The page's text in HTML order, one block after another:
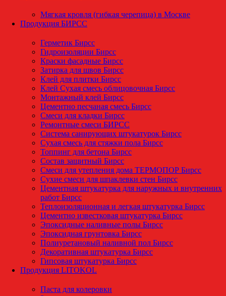
Мягкая кровля (гибкая черепица) в Москве
Продукция БИРСС
Герметик Бирсс
Гидроизоляции Бирсс
Краски фасадные Бирсс
Затирка для швов Бирсс
Клей для плитки Бирсс
Клей Сухая смесь облицовочная Бирсс
Монтажный клей Бирсс
Цементно песчаная смесь Бирсс
Смеси для кладки Бирсс
Ремонтные смеси БИРСС
Система санирующих штукатурок Бирсс
Сухая смесь для стяжки пола Бирсс
Топпинг для бетона Бирсс
Состав защитный Бирсс
Смеси для утепления дома ТЕРМОПОР Бирсс
Сухие смеси для шпаклевки стен Бирсс
Цементная штукатурка для наружных и внутренних
работ Бирсс
Теплоизоляционная и легкая штукатурка Бирсс
Цементно известковая штукатурка Бирсс
Эпоксидные наливные полы Бирсс
Эпоксидная грунтовка Бирсс
Полиуретановый наливной пол Бирсс
Декоративная штукатурка Бирсс
Гипсовая штукатурка Бирсс
Продукция LITOKOL
Паста для колеровки